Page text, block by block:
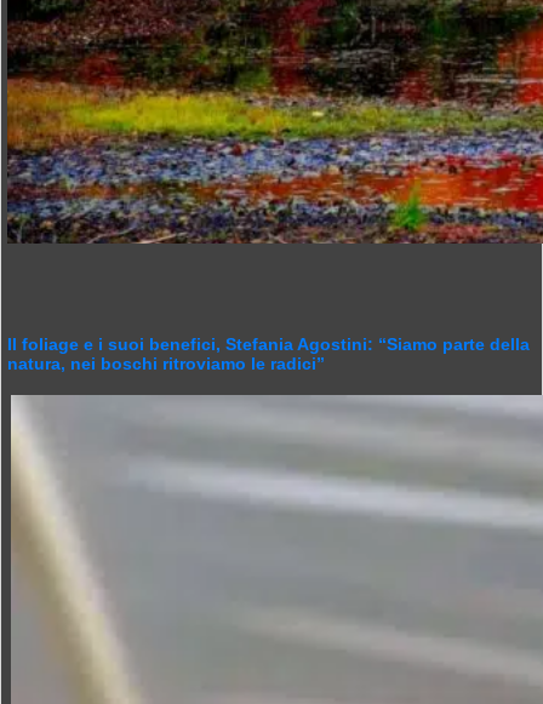
Il foliage e i suoi benefici, Stefania Agostini: “Siamo parte della
natura, nei boschi ritroviamo le radici”